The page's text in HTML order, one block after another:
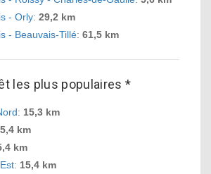
- Orly: 29,2 km
- Beauvais-Tillé: 61,5 km
les plus populaires *
: 15,3 km
km
km
: 15,4 km